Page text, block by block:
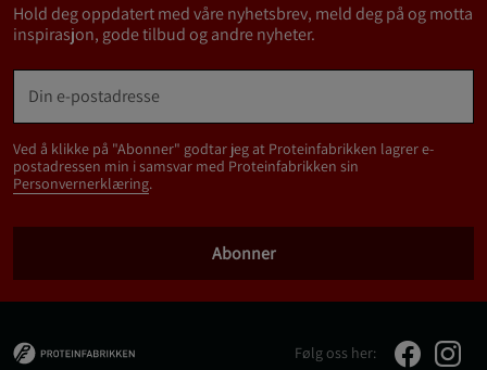
Hold deg oppdatert med våre nyhetsbrev, meld deg på og motta
inspirasjon, gode tilbud og andre nyheter.
Ved å klikke på "Abonner" godtar jeg at Proteinfabrikken lagrer e-
postadressen min i samsvar med Proteinfabrikken sin
Personvernerklæring.
Abonner
Følg oss her: